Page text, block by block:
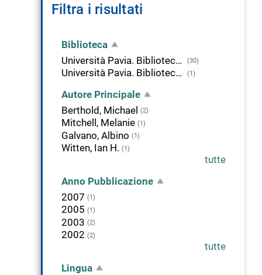
Filtra i risultati
Biblioteca
Università Pavia. Biblioteca della Scienza e della Tecnica
(30)
Università Pavia. Biblioteca di Studi Umanistici (1)
Autore Principale
Berthold, Michael (2)
Mitchell, Melanie (1)
Galvano, Albino (1)
Witten, Ian H. (1)
tutte
Anno Pubblicazione
2007 (1)
2005 (1)
2003 (2)
2002 (2)
tutte
Lingua